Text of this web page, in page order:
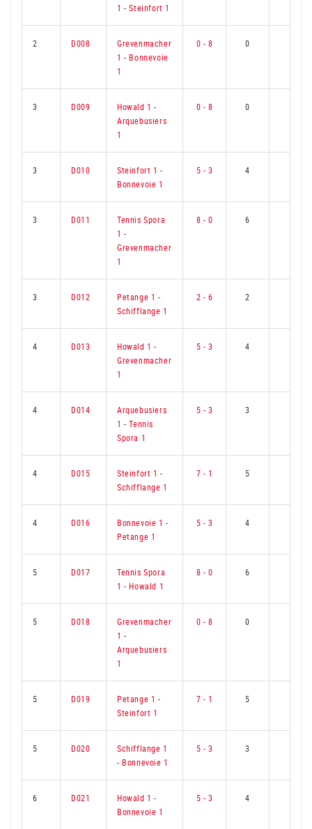
1 -Steinfort 1
2 D008
Grevenmacher
1 - Bonnevoie
1
0 - 8 0
3 D009 Howald 1 -
Arquebusiers
1
0 - 8 0
3 D010 Steinfort 1 -
Bonnevoie 1
5 - 3 4
3 D011
Tennis Spora
1 -
Grevenmacher
1
8 - 0 6
3 D012 Petange 1 -
Schifflange 1
2 - 6 2
4 D013 Howald 1 -
Grevenmacher
1
5 - 3 4
4 D014
Arquebusiers
1 -Tennis
Spora 1
5 - 3 3
4 D015 Steinfort 1 -
Schifflange 1
7 - 1 5
4 D016 Bonnevoie 1 -
Petange 1
5 - 3 4
5 D017
Tennis Spora
1 - Howald 1
8 - 0 6
5 D018
Grevenmacher
1 -
Arquebusiers
1
0 - 8 0
5 D019 Petange 1 -
Steinfort 1
7 - 1 5
5 D020
Schifflange 1
- Bonnevoie 1
5 - 3 3
6 D021 Howald 1 -
Bonnevoie 1
5 - 3 4